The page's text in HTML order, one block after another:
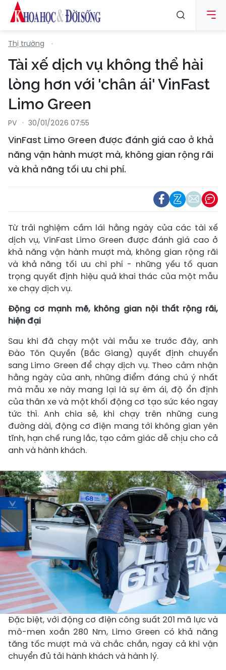
Thị trường
Tài xế dịch vụ không thể hài
lòng hơn với 'chân ái' VinFast
Limo Green
PV 30/01/2026 07:55
VinFast Limo Green được đánh giá cao ở khả
năng vận hành mượt mà, không gian rộng rãi
và khả năng tối ưu chi phí.
Từ trải nghiệm cầm lái hằng ngày của các tài xế
dịch vụ, VinFast Limo Green được đánh giá cao ở
khả năng vận hành mượt mà, không gian rộng rãi
và khả năng tối ưu chi phí - những yếu tố quan
trọng quyết định hiệu quả khai thác của một mẫu
xe chạy dịch vụ.
Động cơ mạnh mẽ, không gian nội thất rộng rãi,
hiện đại
Sau khi đã chạy một vài mẫu xe trước đây, anh
Đào Tôn Quyền (Bắc Giang) quyết định chuyển
sang Limo Green để chạy dịch vụ. Theo cảm nhận
hằng ngày của anh, những điểm đáng chú ý nhất
mà mẫu xe này mang lại là sự êm ái, độ ổn định
của thân xe và một khối động cơ tạo sức kéo ngay
tức thì. Anh chia sẻ, khi chạy trên những cung
đường dài, động cơ điện mang tới không gian yên
tĩnh, hạn chế rung lắc, tạo cảm giác dễ chịu cho cả
anh và hành khách.
Đặc biệt, với động cơ điện công suất 201 mã lực và
mô-men xoắn 280 Nm, Limo Green có khả năng
tăng tốc mượt mà và chắc chắn, ngay cả khi vận
chuyển đủ tải hành khách và hành lý.